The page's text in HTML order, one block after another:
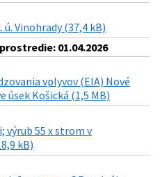
ú. Vinohrady (37,4 kB)
01.04.2026
vplyvov (EIA) Nové
Košická (1,5 MB)
výrub 55 x strom v
kB)